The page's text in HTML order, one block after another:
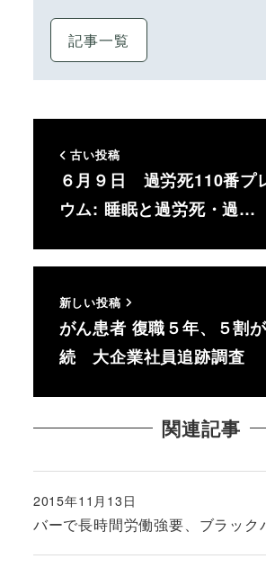
記事一覧
古い投稿
６月９日 過労死110番プ
ウム: 睡眠と過労死・過…
新しい投稿
がん患者 復職５年、５割
続 大企業社員追跡調査
関連記事
バーで長時間労働強要、ブラック
投稿日
2015年11月13日